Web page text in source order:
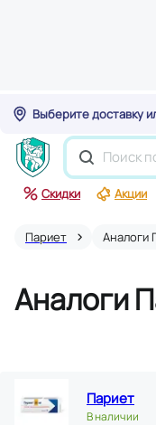
Выберите доставку
Скидки Акции
Париет Аналоги
Аналоги
Париет
В наличии